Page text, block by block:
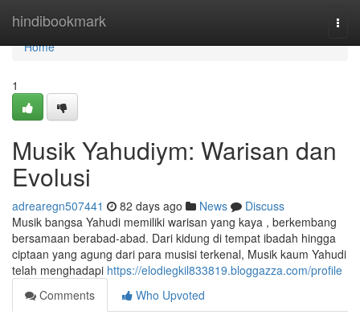
hindibookmark
Home
Home
1
Musik Yahudiym: Warisan dan
Evolusi
adrearegn507441 82 days ago News
Discuss
Musik bangsa Yahudi memiliki warisan yang kaya , berkembang
bersamaan berabad-abad. Dari kidung di tempat ibadah hingga
ciptaan yang agung dari para musisi terkenal, Musik kaum Yahudi
telah menghadapi https://elodiegkil833819.bloggazza.com/profile
Comments
Who Upvoted